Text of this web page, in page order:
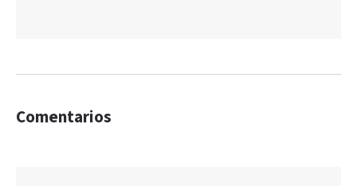
Comentarios